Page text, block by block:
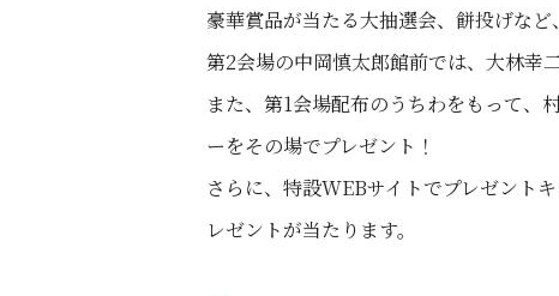
豪華賞品が当たる大抽選会、餅投げな
第2会場の中岡慎太郎館前では、大林幸
また、第1会場配布のうちわをもって、
ーをその場でプレゼント！
さらに、特設WEBサイトでプレゼント
レゼントが当たります。